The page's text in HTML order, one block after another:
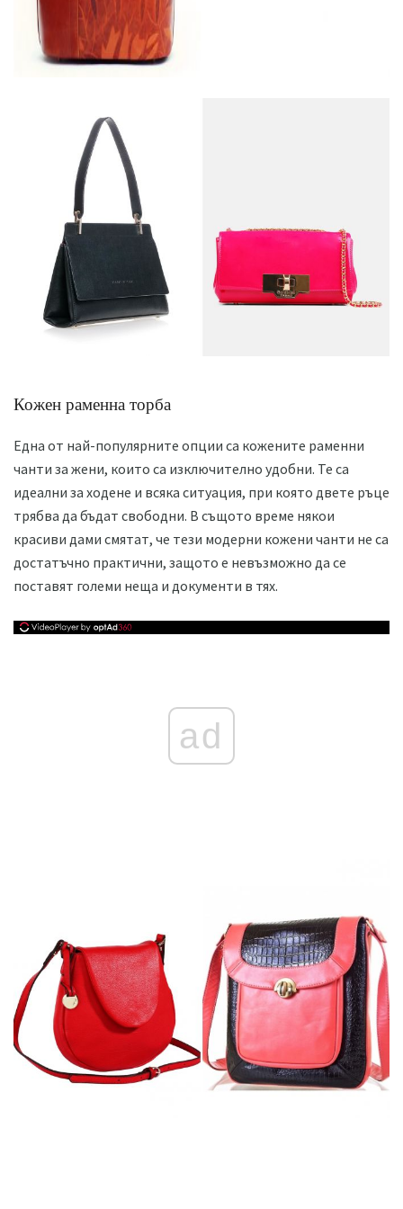
Кожен раменна торба
Една от най-популярните опции са кожените раменни
чанти за жени, които са изключително удобни. Те са
идеални за ходене и всяка ситуация, при която двете ръце
трябва да бъдат свободни. В същото време някои
красиви дами смятат, че тези модерни кожени чанти не са
достатъчно практични, защото е невъзможно да се
поставят големи неща и документи в тях.
ad